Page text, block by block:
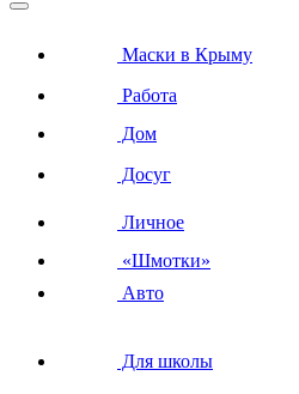
Маски в Крыму
Работа
Дом
Досуг
Личное
«Шмотки»
Авто
Для школы